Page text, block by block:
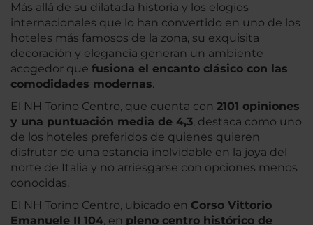
Más allá de su dilatada historia y los elogios
internacionales que lo han convertido en uno de los
hoteles más famosos de la zona, su exquisita
decoración y elegancia generan un ambiente
acogedor que fusiona el encanto clásico con las
comodidades modernas.
El NH Torino Centro, que cuenta con 2101 opiniones
y una puntuación media de 4,3, destaca como uno
de los hoteles preferidos de quienes quieren
disfrutar de una estancia inolvidable en la joya del
norte de Italia y no arriesgarse con opciones menos
conocidas.
El NH Torino Centro, ubicado en Corso Vittorio
Emanuele II 104, en pleno centro histórico de